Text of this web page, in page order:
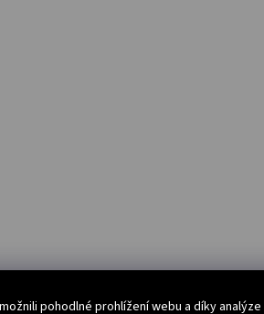
pohodlné prohlížení webu a díky analýze